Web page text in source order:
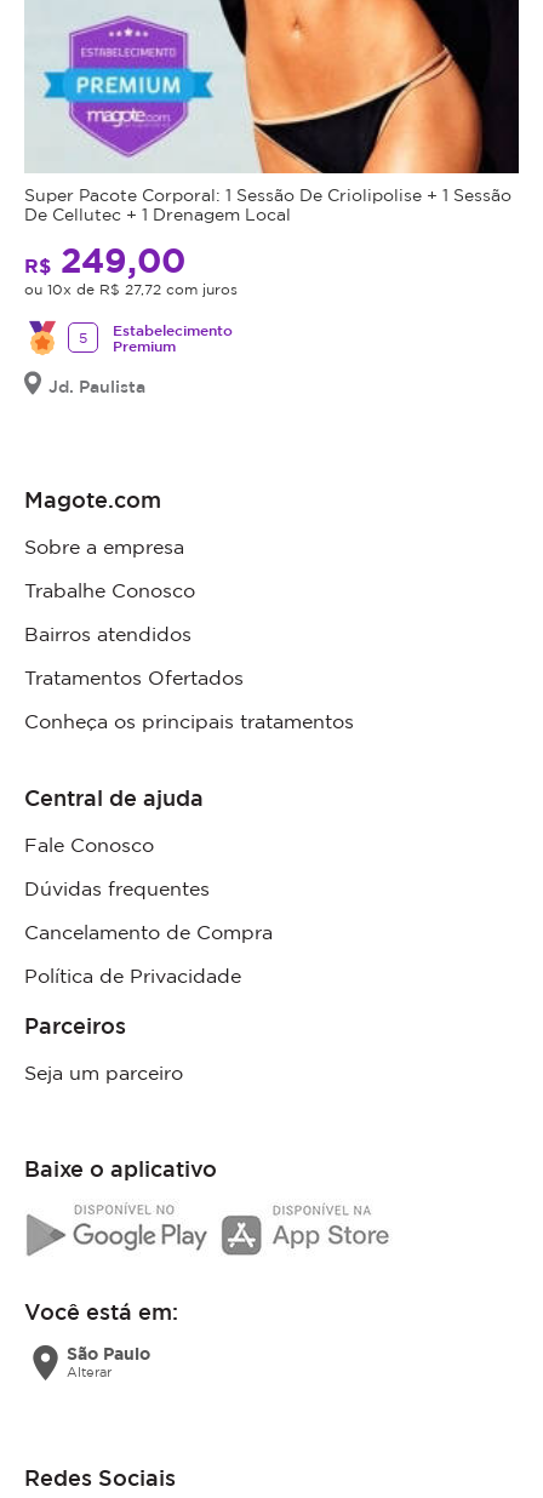
produção
de
colágeno,
melhorando
textura
e
da
pele.
Consequentemente,
reduz
à
Super Pacote Corporal: 1 Sessão De Criolipolise + 1 Sessão
De Cellutec + 1 Drenagem Local
R$ 249,00
ou 10x de R$ 27,72 com juros
5
Estabelecimento
Premium
Jd. Paulista
Magote.com
Sobre a empresa
Trabalhe Conosco
Bairros atendidos
Tratamentos Ofertados
Conheça os principais tratamentos
Central de ajuda
Fale Conosco
Dúvidas frequentes
Cancelamento de Compra
Política de Privacidade
Parceiros
Seja um parceiro
Baixe o aplicativo
Você está em:
location_on São Paulo
Alterar
Redes Sociais